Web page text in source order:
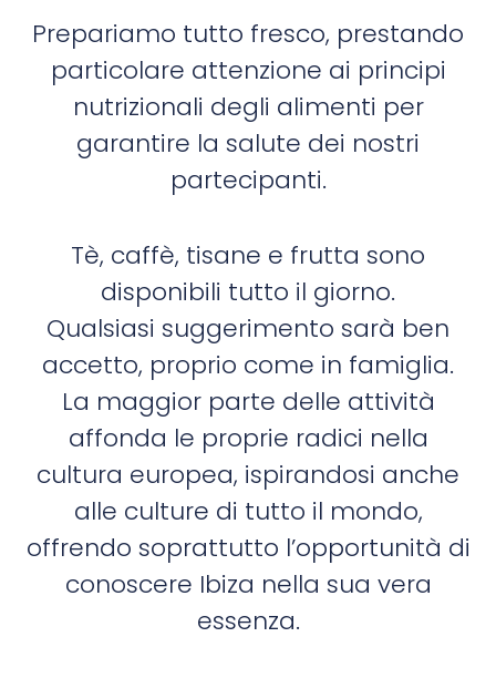
Prepariamo tutto fresco, prestando
particolare attenzione ai principi
nutrizionali degli alimenti per
garantire la salute dei nostri
partecipanti.
Tè, caffè, tisane e frutta sono
disponibili tutto il giorno.
Qualsiasi suggerimento sarà ben
accetto, proprio come in famiglia.
La maggior parte delle attività
affonda le proprie radici nella
cultura europea, ispirandosi anche
alle culture di tutto il mondo,
offrendo soprattutto l’opportunità di
conoscere Ibiza nella sua vera
essenza.